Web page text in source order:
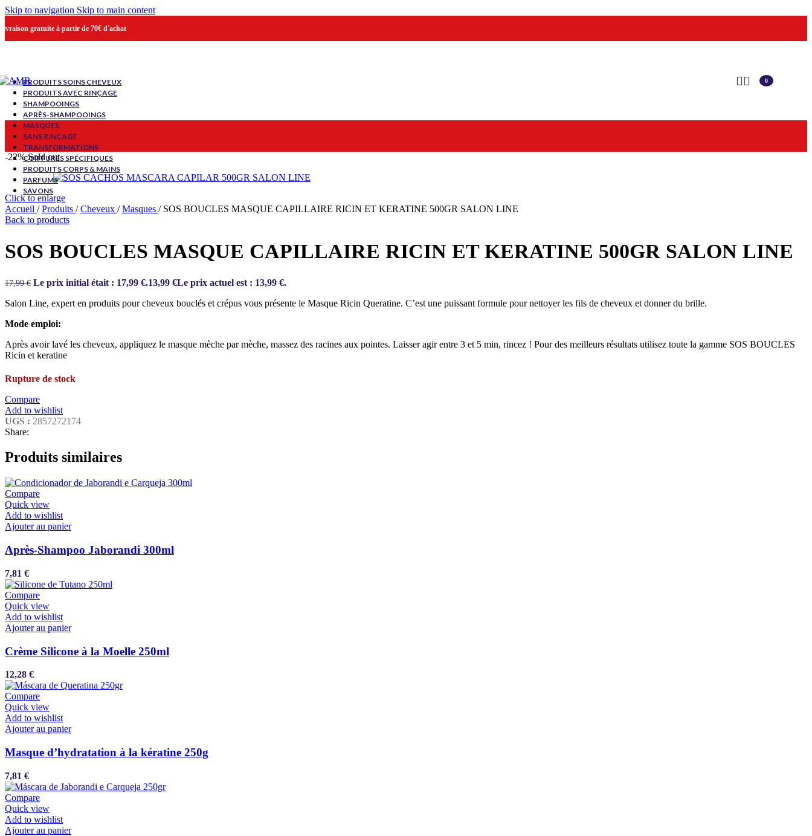
Skip to navigation Skip to main content
gratuite à partir de 70€ d'achat
0
PRODUITS SOINS CHEVEUX
PRODUITS AVEC RINÇAGE
SHAMPOOINGS
APRÈS-SHAMPOOINGS
MASQUES
SANS RINÇAGE
TRANSFORMATIONS
COIFFURES SPÉCIFIQUES
PRODUITS CORPS & MAINS
PARFUMS
SAVONS
-22% Sold out
Click to enlarge
Accueil / Produits / Cheveux / Masques / SOS BOUCLES MASQUE CAPILLAIRE RICIN ET KERATINE 500GR SALON LINE
Back to products
SOS BOUCLES MASQUE CAPILLAIRE RICIN ET KERATINE 500GR SALON LINE
17,99€ Le prix initial était : 17,99 €.13,99 €Le prix actuel est : 13,99 €.
Salon Line, expert en produits pour cheveux bouclés et crépus vous présente le Masque Ricin Queratine. C’est une puissant formule pour nettoyer les fils de cheveux et donner du brille.
Mode emploi:
Après avoir lavé les cheveux, appliquez le masque mèche par mèche, massez des racines aux pointes. Laisser agir entre 3 et 5 min, rincez ! Pour des meilleurs résultats utilisez toute la gamme SOS BOUCLES
Ricin et keratine
Rupture de stock
Compare
Add to wishlist
UGS : 2857272174
Share:
Produits similaires
Compare
Quick view
Add to wishlist
Ajouter au panier
Après-Shampoo Jaborandi 300ml
7,81 €
Compare
Quick view
Add to wishlist
Ajouter au panier
Crème Silicone à la Moelle 250ml
12,28 €
Compare
Quick view
Add to wishlist
Ajouter au panier
Masque d’hydratation à la kératine 250g
7,81 €
Compare
Quick view
Add to wishlist
Ajouter au panier